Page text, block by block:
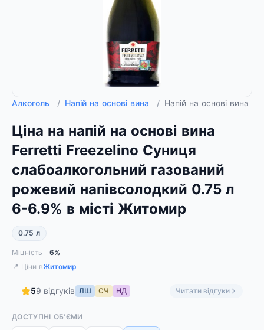
Алкоголь / Напій на основі вина / Напій на основі вина
Ціна на напій на основі вина
Ferretti Freezelino Суниця
слабоалкогольний газований
рожевий напівсолодкий 0.75 л
6-6.9% в місті Житомир
0.75 л
Міцність
6%
📍 Ціни вЖитомир
59 відгуків ЛШ СЧ НД Читати відгуки
ДОСТУПНІ ОБ'ЄМИ